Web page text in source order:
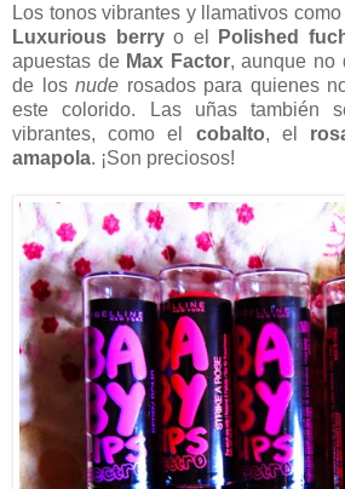
Los tonos vibrantes y llamativos como
Luxurious berryo el Polished
apuestas de Max Factor, aunque no
de losnude rosados para quienes
este colorido. Las uñas también
vibrantes, como el cobalto, el
amapola. ¡Son preciosos!